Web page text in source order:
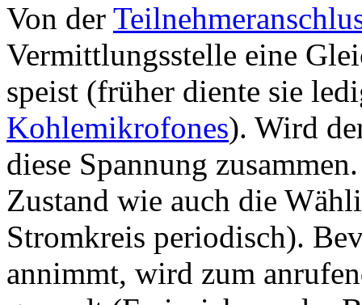
Von der
Vermittlungsstelle eine
speist (früher diente sie
Kohlemikrofones). Wird
diese Spannung
Zustand wie auch die
Stromkreis periodisch).
annimmt, wird zum